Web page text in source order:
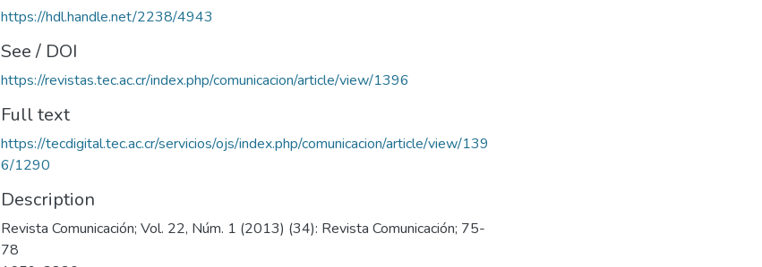
https://hdl.handle.net/2238/4943
See / DOI
https://revistas.tec.ac.cr/index.php/comunicacion/article/view/1396
Full text
https://tecdigital.tec.ac.cr/servicios/ojs/index.php/comunicacion/article/view/139
6/1290
Description
Revista Comunicación; Vol. 22, Núm. 1 (2013) (34): Revista Comunicación; 75-
78